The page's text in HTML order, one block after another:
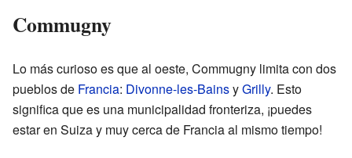
Commugny
Lo más curioso es que al oeste, Commugny limita con dos
pueblos de Francia: Divonne-les-BainsyGrilly. Esto
significa que es una municipalidad fronteriza, ¡puedes
estar en Suiza y muy cerca de Francia al mismo tiempo!